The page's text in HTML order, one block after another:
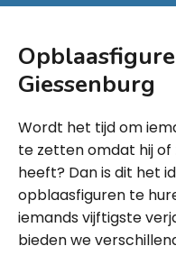
Giessenburg
Wordt het tijd om
te zetten omdat hij of
heeft? Dan is dit het
opblaasfiguren te
iemands vijftigste
bieden we